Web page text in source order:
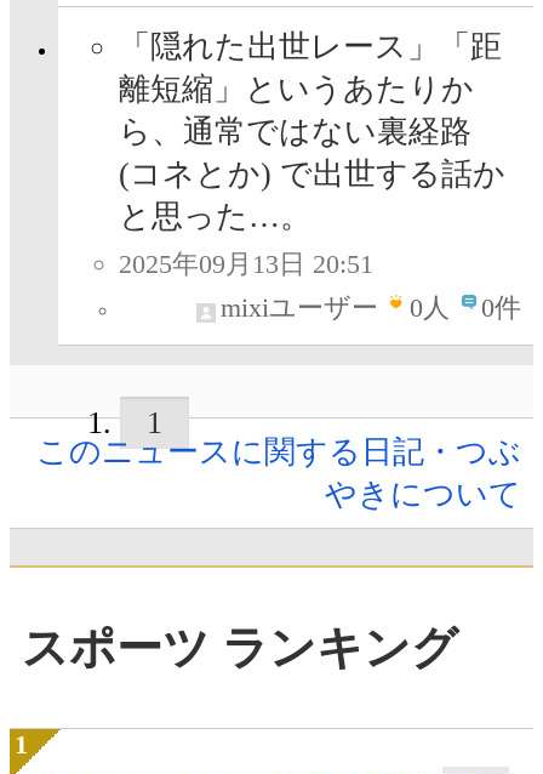
「隠れた出世レース」「距
離短縮」というあたりか
ら、通常ではない裏経路
(コネとか) で出世する話か
と思った…。
2025年09月13日 20:51
mixiユーザー
0人 0件
1
このニュースに関する日記・つぶ
やきについて
スポーツ ランキング